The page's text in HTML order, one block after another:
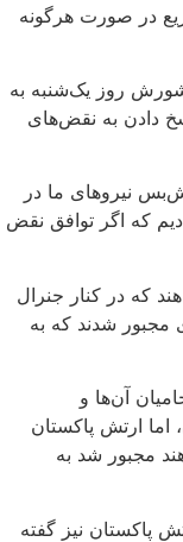
در صورت هرگونه
روز یک‌شنبه به
دادن به نقض‌های
نیروهای ما در
که اگر توافق نقض
که در کنار جنرال
مجبور شدند که به
آن‌ها و
ارتش پاکستان
مجبور شد به
پاکستان نیز گفته